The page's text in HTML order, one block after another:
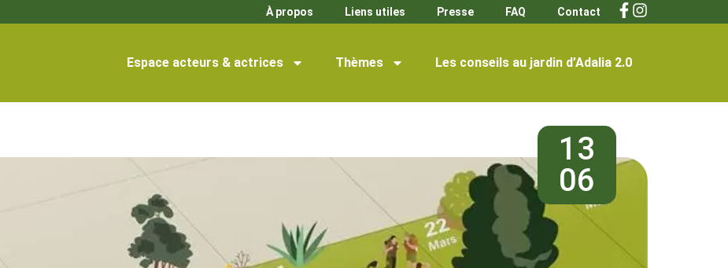
À propos Liens utiles Presse FAQ Contact
Espace acteurs & actrices Thèmes Les conseils au jardin d’Adalia 2.0
13
06